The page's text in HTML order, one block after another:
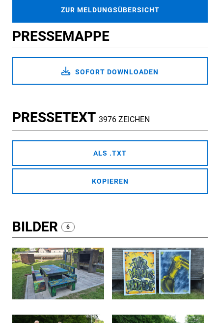
ZUR MELDUNGSÜBERSICHT
PRESSEMAPPE
SOFORT DOWNLOADEN
PRESSETEXT 3976 ZEICHEN
ALS .TXT
KOPIEREN
BILDER 6